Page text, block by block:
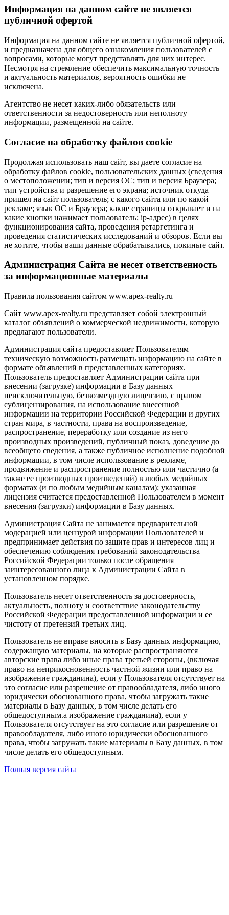
Информация на данном сайте не является
публичной офертой
Информация на данном сайте не является публичной офертой,
и предназначена для общего ознакомления пользователей с
вопросами, которые могут представлять для них интерес.
Несмотря на стремление обеспечить максимальную точность
и актуальность материалов, вероятность ошибки не
исключена.
Агентство не несет каких-либо обязательств или
ответственности за недостоверность или неполноту
информации, размещенной на сайте.
Cогласие на обработку файлов cookie
Продолжая использовать наш сайт, вы даете согласие на
обработку файлов cookie, пользовательских данных (сведения
о местоположении; тип и версия ОС; тип и версия Браузера;
тип устройства и разрешение его экрана; источник откуда
пришел на сайт пользователь; с какого сайта или по какой
рекламе; язык ОС и Браузера; какие страницы открывает и на
какие кнопки нажимает пользователь; ip-адрес) в целях
функционирования сайта, проведения ретаргетинга и
проведения статистических исследований и обзоров. Если вы
не хотите, чтобы ваши данные обрабатывались, покиньте сайт.
Администрация Сайта не несет ответственность
за информационные материалы
Правила пользования сайтом www.apex-realty.ru
Сайт www.apex-realty.ru представляет собой электронный
каталог объявлений о коммерческой недвижимости, которую
предлагают пользователи.
Администрация сайта предоставляет Пользователям
техническую возможность размещать информацию на сайте в
формате объявлений в представленных категориях.
Пользователь предоставляет Администрации сайта при
внесении (загрузке) информации в Базу данных
неисключительную, безвозмездную лицензию, с правом
сублицензирования, на использование внесенной
информации на территории Российской Федерации и других
стран мира, в частности, права на воспроизведение,
распространение, переработку или создание из него
производных произведений, публичный показ, доведение до
всеобщего сведения, а также публичное исполнение подобной
информации, в том числе использование в рекламе,
продвижение и распространение полностью или частично (а
также ее производных произведений) в любых медийных
форматах (и по любым медийным каналам); указанная
лицензия считается предоставленной Пользователем в момент
внесения (загрузки) информации в Базу данных.
Администрация Сайта не занимается предварительной
модерацией или цензурой информации Пользователей и
предпринимает действия по защите прав и интересов лиц и
обеспечению соблюдения требований законодательства
Российской Федерации только после обращения
заинтересованного лица к Администрации Сайта в
установленном порядке.
Пользователь несет ответственность за достоверность,
актуальность, полноту и соответствие законодательству
Российской Федерации предоставленной информации и ее
чистоту от претензий третьих лиц.
Пользователь не вправе вносить в Базу данных информацию,
содержащую материалы, на которые распространяются
авторские права либо иные права третьей стороны, (включая
право на неприкосновенность частной жизни или право на
изображение гражданина), если у Пользователя отсутствует на
это согласие или разрешение от правообладателя, либо иного
юридически обоснованного права, чтобы загружать такие
материалы в Базу данных, в том числе делать его
общедоступным.а изображение гражданина), если у
Пользователя отсутствует на это согласие или разрешение от
правообладателя, либо иного юридически обоснованного
права, чтобы загружать такие материалы в Базу данных, в том
числе делать его общедоступным.
Полная версия сайта